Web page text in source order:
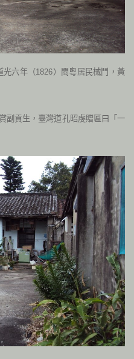
六年（1826）閩粵居民械鬥，黃
副貢生，臺灣道孔昭虔贈匾曰「一